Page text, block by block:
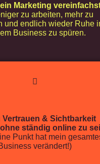
Marketing
zu arbeiten, mehr zu
und endlich wieder Ruhe
Business zu spüren.
Vertrauen & Sichtbarkeit
ständig online zu
Punkt hat mein
verändert!)